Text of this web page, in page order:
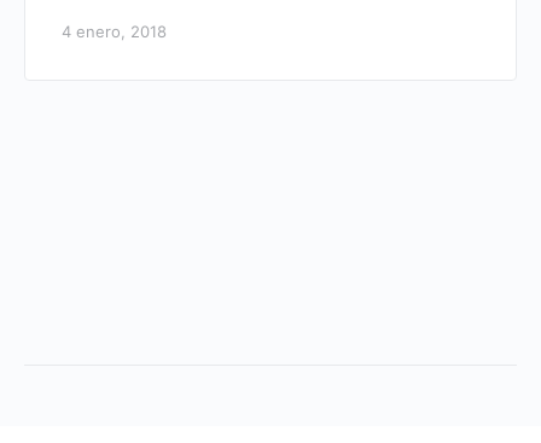
4 enero, 2018